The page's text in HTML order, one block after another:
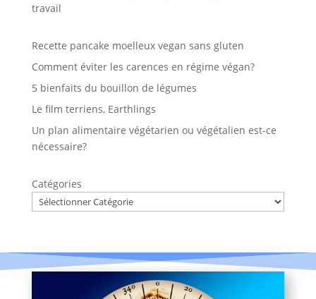
travail
Recette pancake moelleux vegan sans gluten
Comment éviter les carences en régime végan?
5 bienfaits du bouillon de légumes
Le film terriens, Earthlings
Un plan alimentaire végétarien ou végétalien est-ce
nécessaire?
Catégories